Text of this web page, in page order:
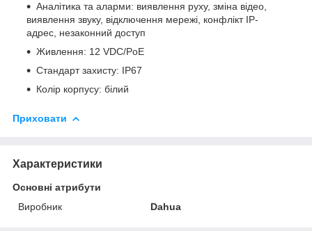
Аналітика та аларми: виявлення руху, зміна відео,
виявлення звуку, відключення мережі, конфлікт IP-
адрес, незаконний доступ
Живлення: 12 VDC/PoE
Стандарт захисту: IP67
Колір корпусу: білий
Приховати
Характеристики
Основні атрибути
Виробник
Dahua